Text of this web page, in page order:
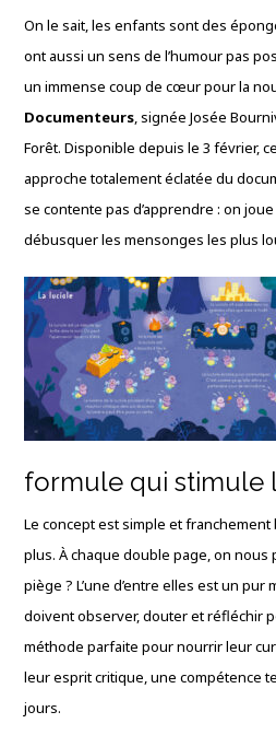
On le sait, les enfants sont des
ont aussi un sens de l’humour pas
un immense coup de cœur pour la
Documenteurs, signée Josée
Forêt. Disponible depuis le 3 février,
approche totalement éclatée du
se contente pas d’apprendre : on
débusquer les mensonges les plus
formule qui stimule
Le concept est simple et
plus. À chaque double page, on nous
piège ? L’une d’entre elles est un
doivent observer, douter et réfléchir
méthode parfaite pour nourrir leur
leur esprit critique, une compétence
jours.